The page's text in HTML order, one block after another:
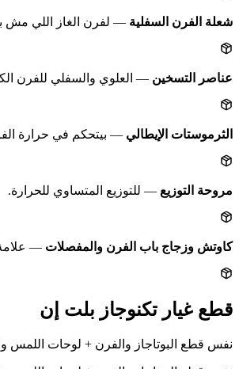
شعلة الفرن السفلية — لفرن الغاز اللي مش
عناصر التسخين — العلوي والسفلي للفرن
الثرموستات الإيطالي — بيتحكم في حرارة
مروحة التوزيع — للتوزيع المتساوي للحرارة.
كاوتش وزجاج باب الفرن والمفصلات —
قطع غيار تكنوجاز بلت إن
نفس قطع البوتاجاز والفرن + لوحات اللمس والسطح